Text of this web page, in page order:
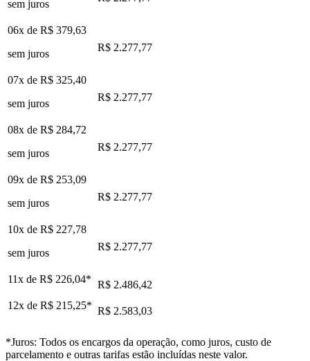
sem juros
06x de R$ 379,63
sem juros
R$ 2.277,77
07x de R$ 325,40
sem juros
R$ 2.277,77
08x de R$ 284,72
sem juros
R$ 2.277,77
09x de R$ 253,09
sem juros
R$ 2.277,77
10x de R$ 227,78
sem juros
R$ 2.277,77
11x de R$ 226,04* R$ 2.486,42
12x de R$ 215,25* R$ 2.583,03
*Juros: Todos os encargos da operação, como juros, custo de
parcelamento e outras tarifas estão incluídas neste valor.